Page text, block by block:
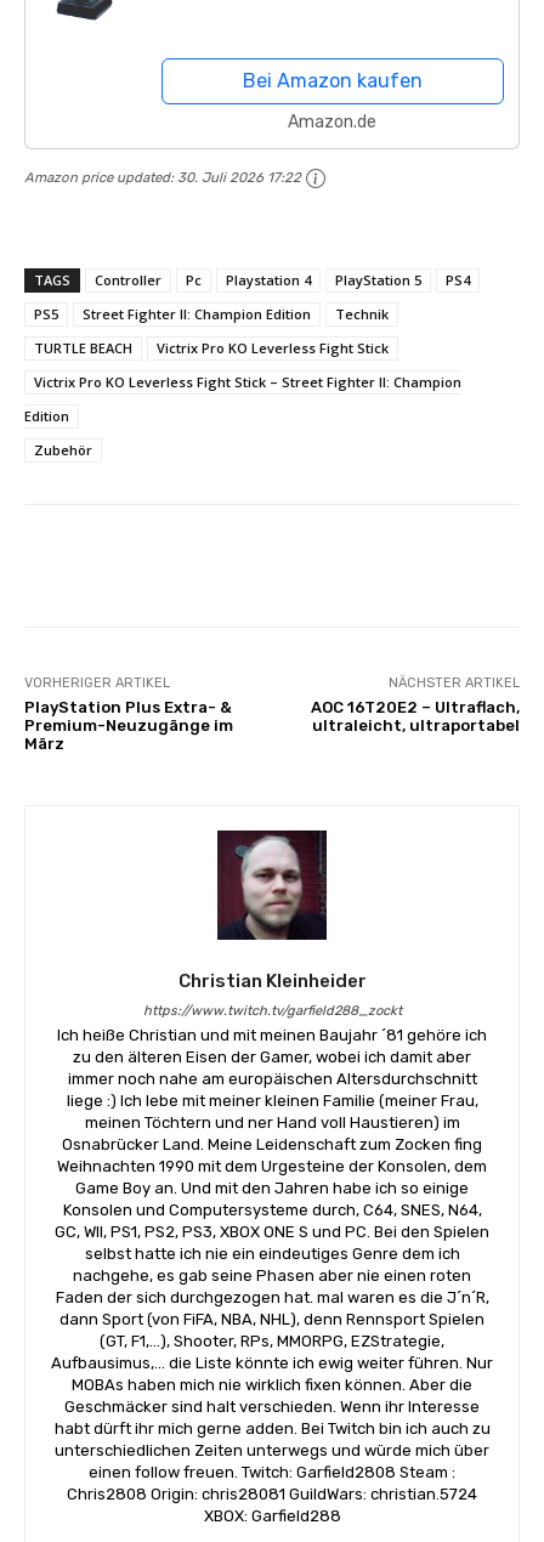
Bei Amazon kaufen
Amazon.de
Amazon price updated: 30. Juli 2026 17:22
TAGS Controller Pc Playstation 4 PlayStation 5
PS4
PS5
Street Fighter II: Champion Edition
Technik
TURTLE BEACH
Victrix Pro KO Leverless Fight Stick
Victrix Pro KO Leverless Fight Stick – Street Fighter II: Champion
Edition
Zubehör
VORHERIGER ARTIKEL
PlayStation Plus Extra- &
Premium-Neuzugänge im
März
NÄCHSTER ARTIKEL
AOC 16T20E2 – Ultraflach,
ultraleicht, ultraportabel
Christian Kleinheider
https://www.twitch.tv/garfield288_zockt
Ich heiße Christian und mit meinen Baujahr ´81 gehöre ich
zu den älteren Eisen der Gamer, wobei ich damit aber
immer noch nahe am europäischen Altersdurchschnitt
liege :) Ich lebe mit meiner kleinen Familie (meiner Frau,
meinen Töchtern und ner Hand voll Haustieren) im
Osnabrücker Land. Meine Leidenschaft zum Zocken fing
Weihnachten 1990 mit dem Urgesteine der Konsolen, dem
Game Boy an. Und mit den Jahren habe ich so einige
Konsolen und Computersysteme durch, C64, SNES, N64,
GC, WII, PS1, PS2, PS3, XBOX ONE S und PC. Bei den Spielen
selbst hatte ich nie ein eindeutiges Genre dem ich
nachgehe, es gab seine Phasen aber nie einen roten
Faden der sich durchgezogen hat. mal waren es die J´n´R,
dann Sport (von FiFA, NBA, NHL), denn Rennsport Spielen
(GT, F1,...), Shooter, RPs, MMORPG, EZStrategie,
Aufbausimus,... die Liste könnte ich ewig weiter führen. Nur
MOBAs haben mich nie wirklich fixen können. Aber die
Geschmäcker sind halt verschieden. Wenn ihr Interesse
habt dürft ihr mich gerne adden. Bei Twitch bin ich auch zu
unterschiedlichen Zeiten unterwegs und würde mich über
einen follow freuen. Twitch: Garfield2808 Steam :
Chris2808 Origin: chris28081 GuildWars: christian.5724
XBOX: Garfield288